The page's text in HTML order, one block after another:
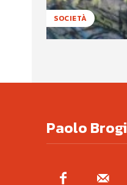
SOCIETÀ
Paolo Brogi